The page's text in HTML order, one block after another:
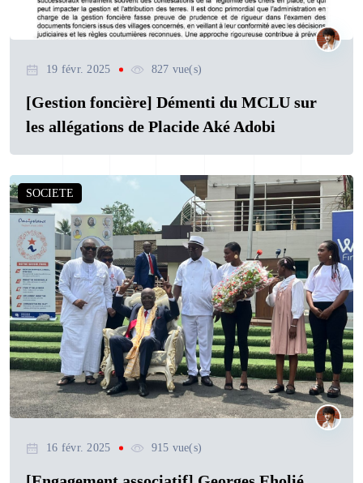
19 févr. 2025 827 vue(s)
[Gestion foncière] Démenti du MCLU sur
les allégations de Placide Aké Adobi
SOCIETE
16 févr. 2025 915 vue(s)